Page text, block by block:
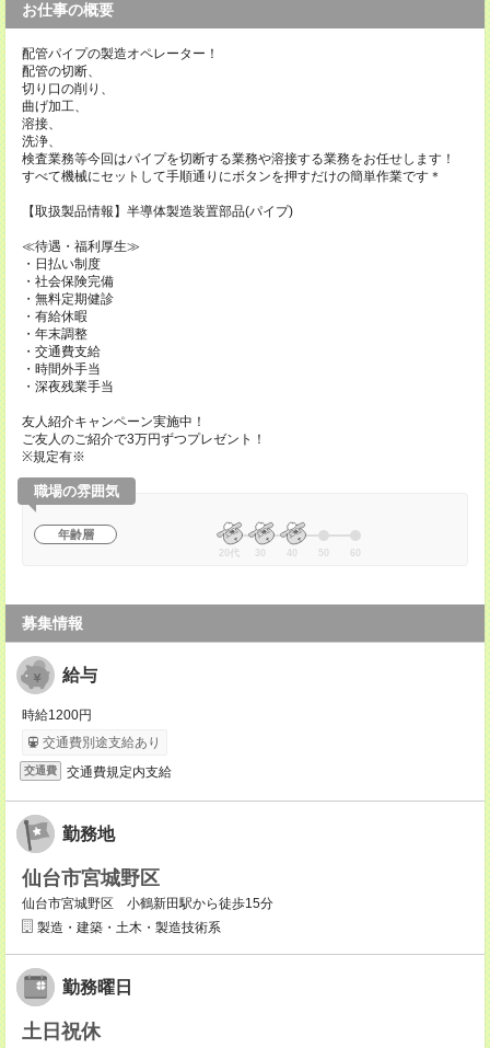
お仕事の概要
配管パイプの製造オペレーター！
配管の切断、
切り口の削り、
曲げ加工、
溶接、
洗浄、
検査業務等今回はパイプを切断する業務や溶接する業務をお任せします！
すべて機械にセットして手順通りにボタンを押すだけの簡単作業です＊
【取扱製品情報】半導体製造装置部品(パイプ)
≪待遇・福利厚生≫
・日払い制度
・社会保険完備
・無料定期健診
・有給休暇
・年末調整
・交通費支給
・時間外手当
・深夜残業手当
友人紹介キャンペーン実施中！
ご友人のご紹介で3万円ずつプレゼント！
※規定有※
職場の雰囲気
年齢層
20代 30 40 50 60
募集情報
給与
時給1200円
交通費別途支給あり
交通費 交通費規定内支給
勤務地
仙台市宮城野区
仙台市宮城野区 小鶴新田駅から徒歩15分
製造・建築・土木・製造技術系
勤務曜日
土日祝休